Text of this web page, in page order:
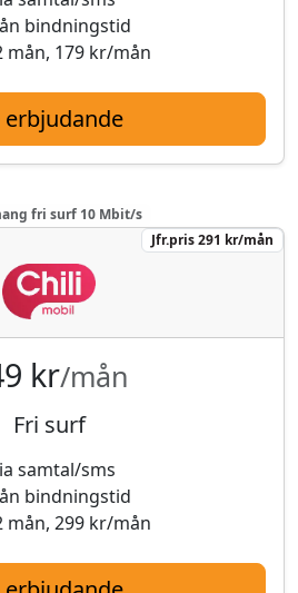
bindningstid
mån, 179 kr/mån
erbjudande
fri surf 10 Mbit/s
Jfr.pris 291 kr/mån
kr/mån
Fri surf
samtal/sms
bindningstid
mån, 299 kr/mån